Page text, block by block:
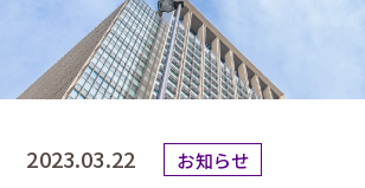
2023.03.22 お知らせ